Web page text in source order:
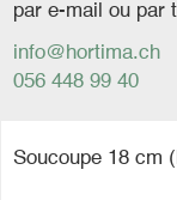
par e-mail ou par
info@hortima.ch
056 448 99 40
Soucoupe 18 cm